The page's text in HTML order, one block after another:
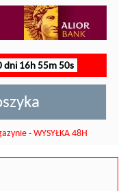
dni 16h 55m 50s
- WYSYŁKA 48H